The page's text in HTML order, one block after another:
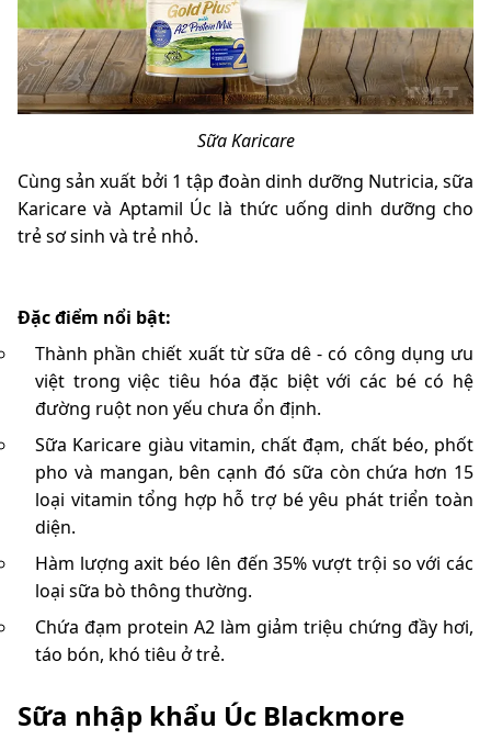
Sữa Karicare
Cùng sản xuất bởi 1 tập đoàn dinh dưỡng Nutricia, sữa
Karicare và Aptamil Úc là thức uống dinh dưỡng cho
trẻ sơ sinh và trẻ nhỏ.
Đặc điểm nổi bật:
Thành phần chiết xuất từ sữa dê - có công dụng ưu
việt trong việc tiêu hóa đặc biệt với các bé có hệ
đường ruột non yếu chưa ổn định.
Sữa Karicare giàu vitamin, chất đạm, chất béo, phốt
pho và mangan, bên cạnh đó sữa còn chứa hơn 15
loại vitamin tổng hợp hỗ trợ bé yêu phát triển toàn
diện.
Hàm lượng axit béo lên đến 35% vượt trội so với các
loại sữa bò thông thường.
Chứa đạm protein A2 làm giảm triệu chứng đầy hơi,
táo bón, khó tiêu ở trẻ.
Sữa nhập khẩu Úc Blackmore